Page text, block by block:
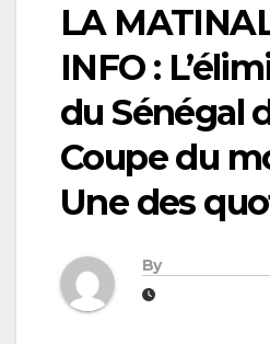
LA
INFO :
du Sénégal
Coupe du
Une des
By